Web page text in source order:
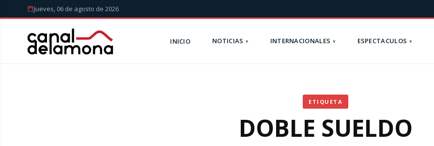
Jueves, 06 de agosto de 2026
INICIO NOTICIAS INTERNACIONALES ESPECTACULOS
ETIQUETA
DOBLE SUELDO